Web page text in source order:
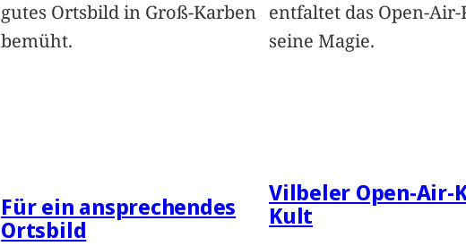
gutes Ortsbild in Groß-Karben
bemüht.
Für ein ansprechendes
Ortsbild
entfaltet das Open-
seine Magie.
Vilbeler Open-Air-
Kult